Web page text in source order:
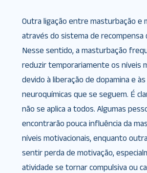
Outra ligação entre masturbação e
através do sistema de recompensa
Nesse sentido, a masturbação
reduzir temporariamente os níveis
devido à liberação de dopamina e
neuroquímicas que se seguem. É
não se aplica a todos. Algumas
encontrarão pouca influência da
níveis motivacionais, enquanto
sentir perda de motivação,
atividade se tornar compulsiva ou